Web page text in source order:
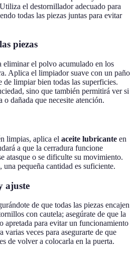
el destornillador adecuado para
todas las piezas juntas para evitar
piezas
eliminar el polvo acumulado en los
Aplica el limpiador suave con un paño
de limpiar bien todas las superficies.
sino que también permitirá ver si
o dañada que necesite atención.
limpias, aplica el aceite lubricante en
a que la cerradura funcione
atasque o se dificulte su movimiento.
una pequeña cantidad es suficiente.
ajuste
de que todas las piezas encajen
con cautela; asegúrate de que la
apretada para evitar un funcionamiento
varias veces para asegurarte de que
de volver a colocarla en la puerta.